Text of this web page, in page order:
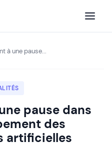
à une pause...
pause dans
des
artificielles